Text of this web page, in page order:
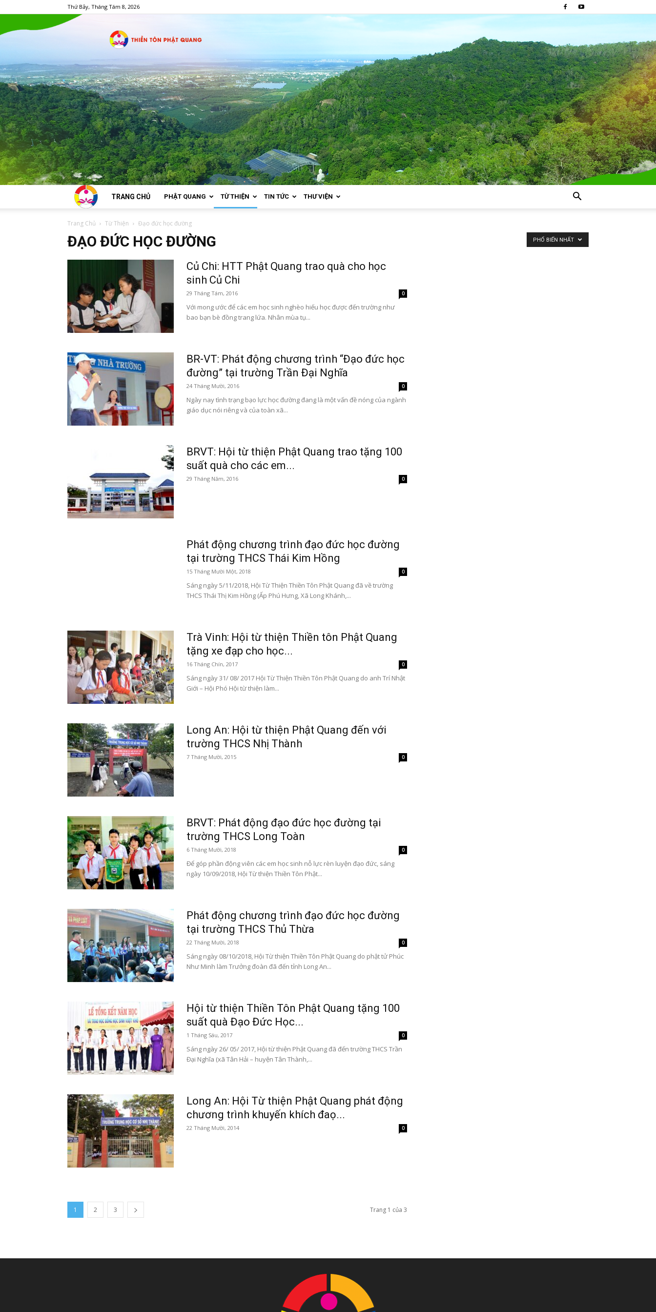
Thứ Bảy, Tháng Tám 8, 2026
TRANG CHỦ PHẬT QUANG TỪ THIỆN TIN TỨC THƯ VIỆN
Trang Chủ Từ Thiện Đạo đức học đường
ĐẠO ĐỨC HỌC ĐƯỜNG PHỔ BIẾN NHẤT
Củ Chi: HTT Phật Quang trao quà cho học
sinh Củ Chi
29 Tháng Tám, 2016 0
Với mong ước để các em học sinh nghèo hiếu học được đến trường như
bao bạn bè đồng trang lứa. Nhân mùa tụ...
BR-VT: Phát động chương trình “Đạo đức học
đường” tại trường Trần Đại Nghĩa
24 Tháng Mười, 2016 0
Ngày nay tình trạng bạo lực học đường đang là một vấn đề nóng của ngành
giáo dục nói riêng và của toàn xã...
BRVT: Hội từ thiện Phật Quang trao tặng 100
suất quà cho các em...
29 Tháng Năm, 2016 0
Phát động chương trình đạo đức học đường
tại trường THCS Thái Kim Hồng
15 Tháng Mười Một, 2018 0
Sáng ngày 5/11/2018, Hội Từ Thiện Thiền Tôn Phật Quang đã về trường
THCS Thái Thị Kim Hồng (Ấp Phú Hưng, Xã Long Khánh,...
Trà Vinh: Hội từ thiện Thiền tôn Phật Quang
tặng xe đạp cho học...
16 Tháng Chín, 2017 0
Sáng ngày 31/ 08/ 2017 Hội Từ Thiện Thiền Tôn Phật Quang do anh Trí Nhật
Giới – Hội Phó Hội từ thiện làm...
Long An: Hội từ thiện Phật Quang đến với
trường THCS Nhị Thành
7 Tháng Mười, 2015 0
BRVT: Phát động đạo đức học đường tại
trường THCS Long Toàn
6 Tháng Mười, 2018 0
Để góp phần động viên các em học sinh nỗ lực rèn luyện đạo đức, sáng
ngày 10/09/2018, Hội Từ thiện Thiền Tôn Phật...
Phát động chương trình đạo đức học đường
tại trường THCS Thủ Thừa
22 Tháng Mười, 2018 0
Sáng ngày 08/10/2018, Hội Từ thiện Thiền Tôn Phật Quang do phật tử Phúc
Như Minh làm Trưởng đoàn đã đến tỉnh Long An...
Hội từ thiện Thiền Tôn Phật Quang tặng 100
suất quà Đạo Đức Học...
1 Tháng Sáu, 2017 0
Sáng ngày 26/ 05/ 2017, Hội từ thiện Phật Quang đã đến trường THCS Trần
Đại Nghĩa (xã Tân Hải – huyện Tân Thành,...
Long An: Hội Từ thiện Phật Quang phát động
chương trình khuyến khích đaọ...
22 Tháng Mười, 2014 0
1 2 3 Trang 1 của 3